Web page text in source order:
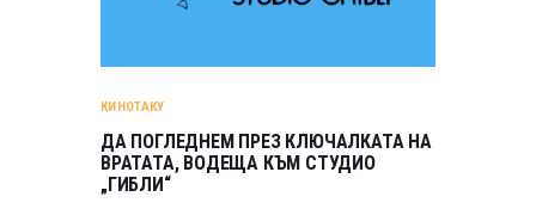
КИНОТАКУ
ДА ПОГЛЕДНЕМ ПРЕЗ КЛЮЧАЛКАТА НА
ВРАТАТА, ВОДЕЩА КЪМ СТУДИО
„ГИБЛИ“